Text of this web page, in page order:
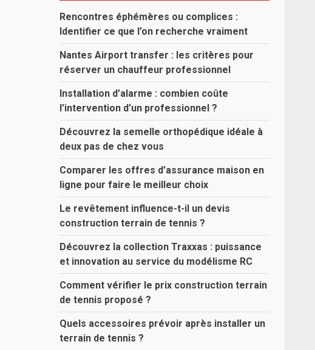
Rencontres éphémères ou complices :
Identifier ce que l’on recherche vraiment
Nantes Airport transfer : les critères pour
réserver un chauffeur professionnel
Installation d’alarme : combien coûte
l’intervention d’un professionnel ?
Découvrez la semelle orthopédique idéale à
deux pas de chez vous
Comparer les offres d’assurance maison en
ligne pour faire le meilleur choix
Le revêtement influence-t-il un devis
construction terrain de tennis ?
Découvrez la collection Traxxas : puissance
et innovation au service du modélisme RC
Comment vérifier le prix construction terrain
de tennis proposé ?
Quels accessoires prévoir après installer un
terrain de tennis ?